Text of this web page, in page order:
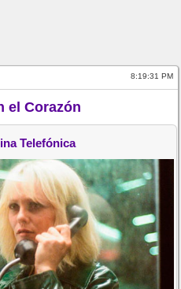
8:19:31 PM
el Corazón
Telefónica